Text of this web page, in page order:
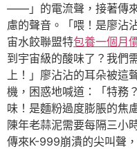
——」的電流聲，接著傳
慮的聲音。「喂！是廖沾
宙水餃聯盟特包養一個月
到宇宙級的酸味了？我們
上！」廖沾沾的耳朵被這
機，困惑地喊道：「特務
味！是麵粉過度膨脹的焦
陳年老蒜泥需要每隔三小
傳來K-999崩潰的尖叫聲